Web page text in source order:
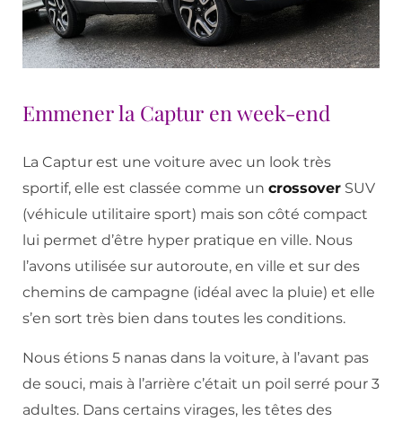
Emmener la Captur en week-end
La Captur est une voiture avec un look très
sportif, elle est classée comme un crossover SUV
(véhicule utilitaire sport) mais son côté compact
lui permet d’être hyper pratique en ville. Nous
l’avons utilisée sur autoroute, en ville et sur des
chemins de campagne (idéal avec la pluie) et elle
s’en sort très bien dans toutes les conditions.
Nous étions 5 nanas dans la voiture, à l’avant pas
de souci, mais à l’arrière c’était un poil serré pour 3
adultes. Dans certains virages, les têtes des